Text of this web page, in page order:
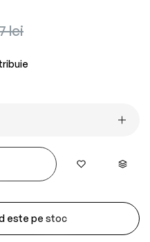
lei
este pe stoc